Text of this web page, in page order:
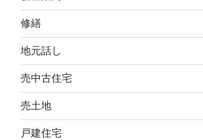
修繕
地元話し
売中古住宅
売土地
戸建住宅